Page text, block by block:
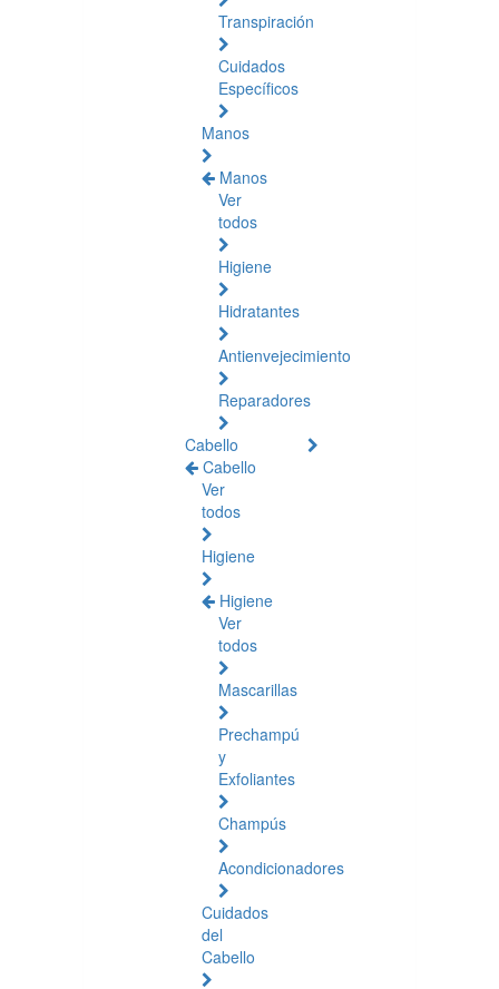
Transpiración
Cuidados
Específicos
Manos
Manos
Ver
todos
Higiene
Hidratantes
Antienvejecimiento
Reparadores
Cabello
Cabello
Ver
todos
Higiene
Higiene
Ver
todos
Mascarillas
Prechampú
y
Exfoliantes
Champús
Acondicionadores
Cuidados
del
Cabello